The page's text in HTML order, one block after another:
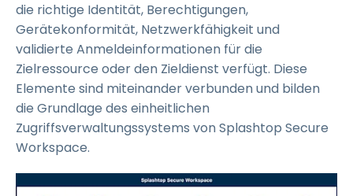
die richtige Identität, Berechtigungen,
Gerätekonformität, Netzwerkfähigkeit und
validierte Anmeldeinformationen für die
Zielressource oder den Zieldienst verfügt. Diese
Elemente sind miteinander verbunden und bilden
die Grundlage des einheitlichen
Zugriffsverwaltungssystems von Splashtop Secure
Workspace.